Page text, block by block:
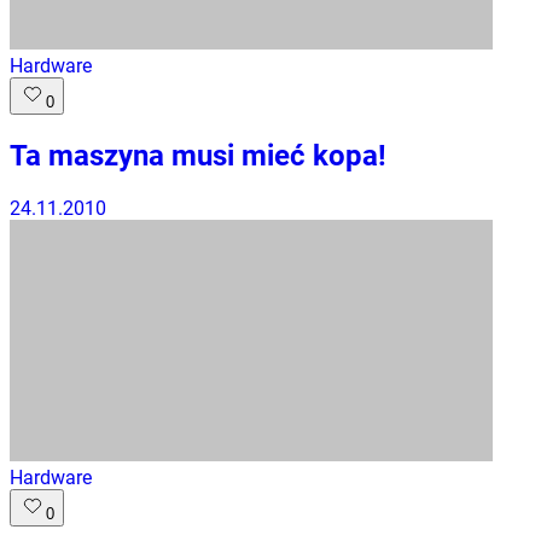
Hardware
0
Ta maszyna musi mieć kopa!
24.11.2010
Hardware
0